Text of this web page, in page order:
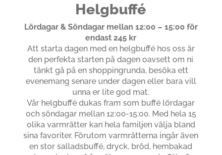
Helgbuffé
Lördagar & Söndagar mellan 12:00 – 15:00 för
endast 245 kr
Att starta dagen med en helgbuffé hos oss är
den perfekta starten på dagen oavsett om ni
tänkt gå på en shoppingrunda, besöka ett
evenemang senare under dagen eller bara vill
unna er lite god mat.
Vår helgbuffé dukas fram som buffé lördagar
och söndagar mellan 12:00-15:00. Med hela 15
olika varmrätter kan hela familjen välja bland
sina favoriter. Förutom varmrätterna ingår även
en stor salladsbuffé, dryck, bröd, hembakad